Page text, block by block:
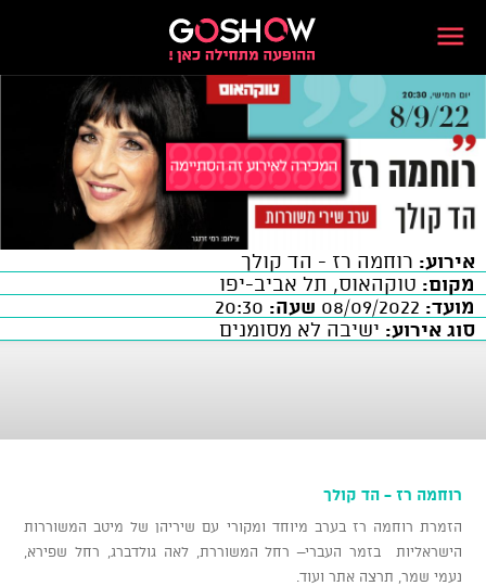
אירוע: רוחמה רז - הד קולך
מקום: טוקהאוס, תל אביב-יפו
מועד:
שעה:
סוג אירוע: ישיבה לא מסומנים
רוחמה רז - הד קולך
הזמרת רוחמה רז בערב מיוחד ומקורי עם שיריהן של מיטב המשוררות
הישראליות בזמר העברי– רחל המשוררת, לאה גולדברג, רחל שפירא,
נעמי שמר, תרצה אתר ועוד.